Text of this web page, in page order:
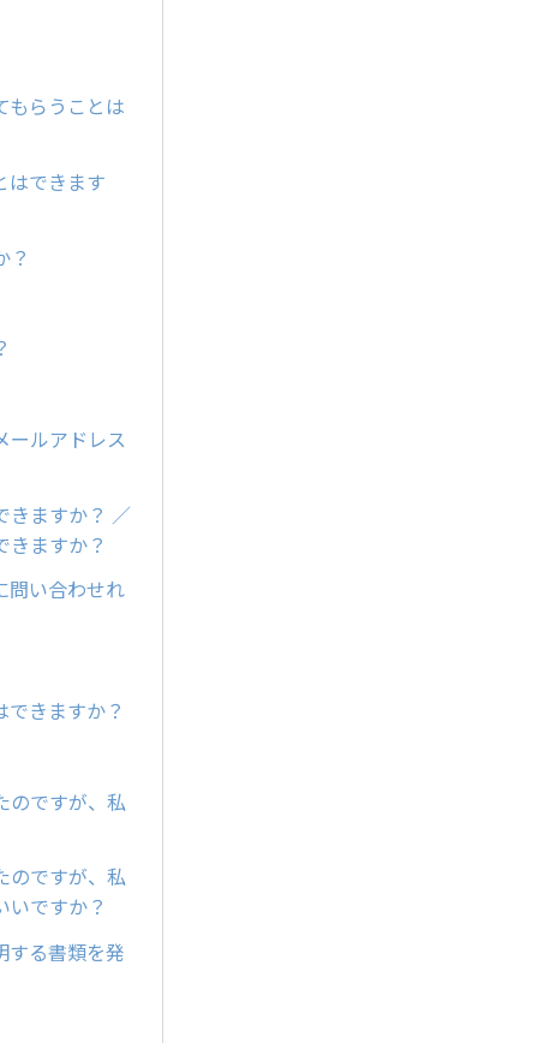
もらうことは
はできます
？
ールアドレス
きますか？ ／
ますか？
問い合わせれ
きますか？
ですが、私
ですが、私
ですか？
する書類を発